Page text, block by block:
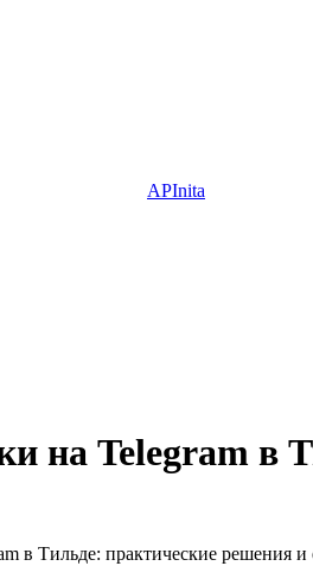
APInita
на Telegram в
в Тильде: практические решения